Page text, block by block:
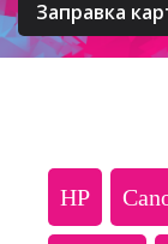
Заправка
HP